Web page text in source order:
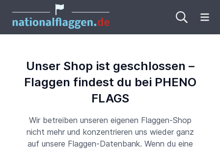
Unser Shop ist geschlossen –
Flaggen findest du bei PHENO
FLAGS
Wir betreiben unseren eigenen Flaggen-Shop
nicht mehr und konzentrieren uns wieder ganz
auf unsere Flaggen-Datenbank. Wenn du eine